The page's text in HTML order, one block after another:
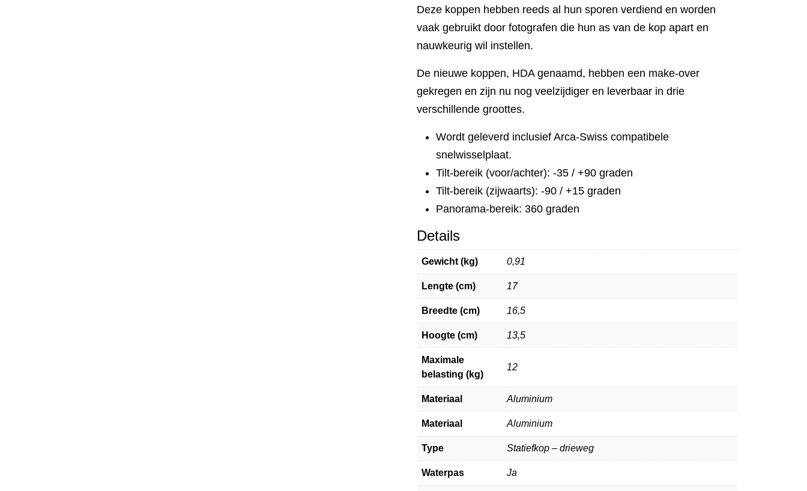
Deze koppen hebben reeds al hun sporen verdiend en worden
vaak gebruikt door fotografen die hun as van de kop apart en
nauwkeurig wil instellen.
De nieuwe koppen, HDA genaamd, hebben een make-over
gekregen en zijn nu nog veelzijdiger en leverbaar in drie
verschillende groottes.
Wordt geleverd inclusief Arca-Swiss compatibele
snelwisselplaat.
Tilt-bereik (voor/achter): -35 / +90 graden
Tilt-bereik (zijwaarts): -90 / +15 graden
Panorama-bereik: 360 graden
Details
Gewicht (kg) 0,91
Lengte (cm) 17
Breedte (cm) 16,5
Hoogte (cm) 13,5
Maximale
belasting (kg)
12
Materiaal Aluminium
Materiaal Aluminium
Type Statiefkop – drieweg
Waterpas Ja